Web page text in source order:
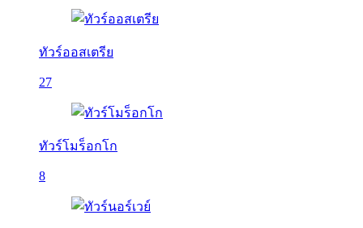
ทัวร์ออสเตรีย
27
ทัวร์โมร็อกโก
8